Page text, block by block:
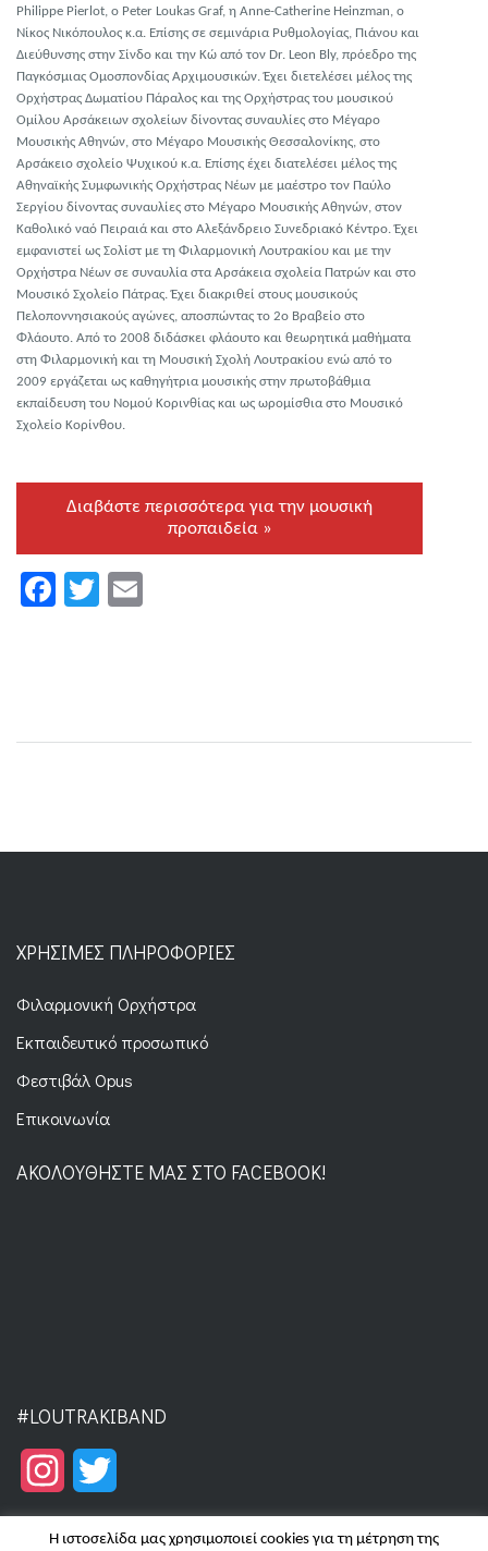
Philippe Pierlot, o Peter Loukas Graf, η Anne-Catherine Heinzman, ο
Νίκος Νικόπουλος κ.α. Επίσης σε σεμινάρια Ρυθμολογίας, Πιάνου και
Διεύθυνσης στην Σίνδο και την Κώ από τον Dr. Leon Bly, πρόεδρο της
Παγκόσμιας Ομοσπονδίας Αρχιμουσικών. Έχει διετελέσει μέλος της
Ορχήστρας Δωματίου Πάραλος και της Ορχήστρας του μουσικού
Ομίλου Αρσάκειων σχολείων δίνοντας συναυλίες στο Μέγαρο
Μουσικής Αθηνών, στο Μέγαρο Μουσικής Θεσσαλονίκης, στο
Αρσάκειο σχολείο Ψυχικού κ.α. Επίσης έχει διατελέσει μέλος της
Αθηναϊκής Συμφωνικής Ορχήστρας Νέων με μαέστρο τον Παύλο
Σεργίου δίνοντας συναυλίες στο Μέγαρο Μουσικής Αθηνών, στον
Καθολικό ναό Πειραιά και στο Αλεξάνδρειο Συνεδριακό Κέντρο. Έχει
εμφανιστεί ως Σολίστ με τη Φιλαρμονική Λουτρακίου και με την
Ορχήστρα Νέων σε συναυλία στα Αρσάκεια σχολεία Πατρών και στο
Μουσικό Σχολείο Πάτρας. Έχει διακριθεί στους μουσικούς
Πελοποννησιακούς αγώνες, αποσπώντας το 2ο Βραβείο στο
Φλάουτο. Από το 2008 διδάσκει φλάουτο και θεωρητικά μαθήματα
στη Φιλαρμονική και τη Μουσική Σχολή Λουτρακίου ενώ από το
2009 εργάζεται ως καθηγήτρια μουσικής στην πρωτοβάθμια
εκπαίδευση του Νομού Κορινθίας και ως ωρομίσθια στο Μουσικό
Σχολείο Κορίνθου.
Διαβάστε περισσότερα για την μουσική
προπαιδεία »
Facebook
Twitter
ΧΡΉΣΙΜΕΣ ΠΛΗΡΟΦΟΡΊΕΣ
Φιλαρμονική Ορχήστρα
Εκπαιδευτικό προσωπικό
Φεστιβάλ Opus
Επικοινωνία
ΑΚΟΛΟΥΘΉΣΤΕ ΜΑΣ ΣΤΟ FACEBOOK!
#LOUTRAKIBAND
Instagram
Η ιστοσελίδα μας χρησιμοποιεί cookies για τη μέτρηση της